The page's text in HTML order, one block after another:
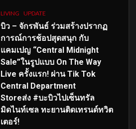
LIVING UPDATE
บิว – จักรพันธ์ ร่วมสร้างปรากฏ
การณ์การช้อปสุดสนุก กับ
แคมเปญ “Central Midnight
Sale”ในรูปแบบ On The Way
Live ครั้งแรก! ผ่าน Tik Tok
Central Department
Storeส่ง #บะบิวไปเซ็นทรัล
มิดไนท์เซล ทะยานติดเทรนด์ทวิต
เตอร์!